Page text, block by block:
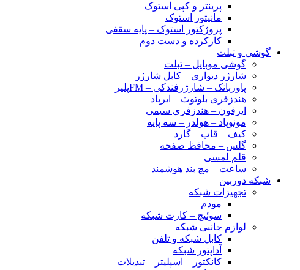
پرینتر و کپی استوک
مانیتور استوک
پروژکتور استوک – پایه سقفی
کارکرده و دست دوم
گوشی و تبلت
گوشی موبایل – تبلت
شارژر دیواری – کابل شارژر
پاوربانک – شارژرفندکی – FMپلیر
هندزفری بلوتوث – ایرپاد
ایرفون – هندزفری سیمی
مونوپاد – هولدر – سه پایه
کیف – قاب – گارد
گلس – محافظ صفحه
قلم لمسی
ساعت – مچ بند هوشمند
شبکه دوربین
تجهیزات شبکه
مودم
سوئیچ – کارت شبکه
لوازم جانبی شبکه
کابل شبکه و تلفن
آداپتور شبکه
کانکتور – اسپلیتر – تبدیلات